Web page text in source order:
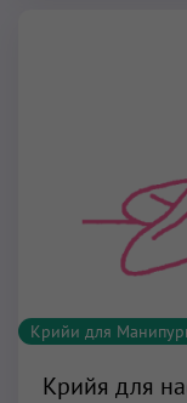
Крийи для
Крийя для